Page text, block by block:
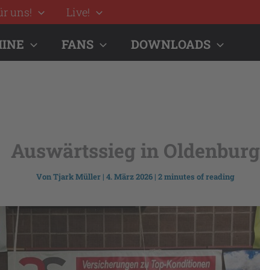
uns! Live!
FANS DOWNLOADS
Auswärtssieg in Oldenburg
VonTjark Müller | 4. März 2026 | 2 minutes of reading